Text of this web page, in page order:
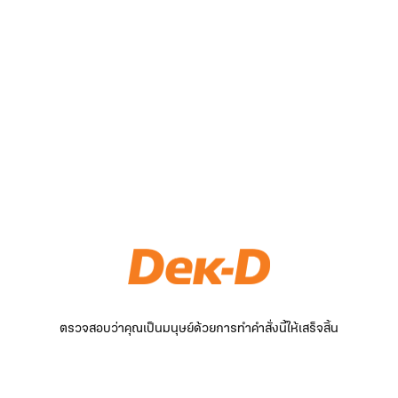
ตรวจสอบว่าคุณเป็นมนุษย์ด้วยการทำคำสั่งนี้ให้เสร็จสิ้น